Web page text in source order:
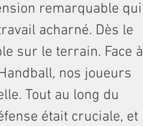
remarquable qui
acharné. Dès le
sur le terrain. Face à
nos joueurs
Tout au long du
était cruciale, et